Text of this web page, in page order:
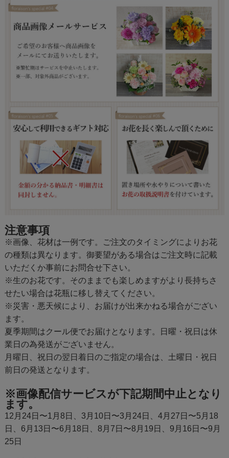
注意事項
※画像、花材は一例です。ご注文のタイミングによりお花
の種類は異なります。御要望がある場合はご注文時に記載
いただくか事前にお問合せ下さい。
※生のお花です。そのままでも楽しめますがより長持ちさ
せたい場合は花瓶に移し替えてください。
※災害・悪天候により、お届けが出来かねる場合がござい
ます。
夏季期間はクール便でお届けとなります。日曜・祝日は休
業日の為発送がございません。
月曜日、祝日の翌日着日のご指定の場合は、土曜日・祝日
前日の発送となります。
※画像配信サービスが下記期間中止となり
ます。
12月24日〜1月8日、3月10日〜3月24日、4月27日〜5月18
日、6月13日〜6月18日、8月7日〜8月19日、9月16日〜9月
25日